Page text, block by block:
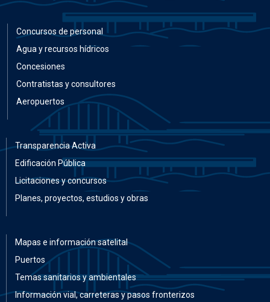
Concursos de personal
Agua y recursos hídricos
Concesiones
Contratistas y consultores
Aeropuertos
Transparencia Activa
Edificación Pública
Licitaciones y concursos
Planes, proyectos, estudios y obras
Mapas e información satelital
Puertos
Temas sanitarios y ambientales
Información vial, carreteras y pasos fronterizos